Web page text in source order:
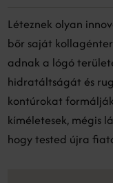
Léteznek olyan
bőr saját
adnak a lógó
hidratáltságát és
kontúrokat
kíméletesek, mégis
hogy tested újra